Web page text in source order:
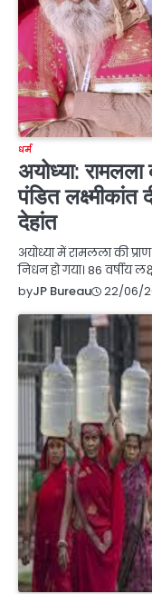
धर्म
अयोध्या: रामलला
पंडित लक्ष्मीकांत
देहांत
अयोध्या में रामलला की
निधन हो गया। 86 वर्षीय
byJP Bureau 22/06/